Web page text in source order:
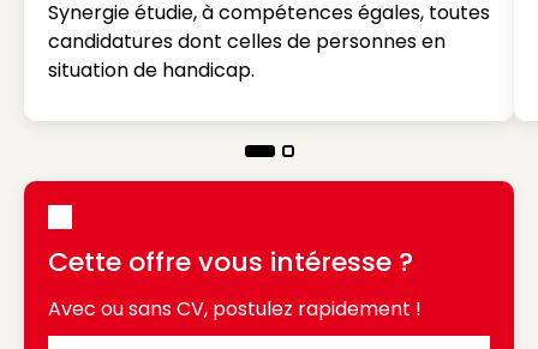
Synergie étudie, à compétences égales, toutes
candidatures dont celles de personnes en
situation de handicap.
Cette offre vous intéresse ?
Avec ou sans CV, postulez rapidement !